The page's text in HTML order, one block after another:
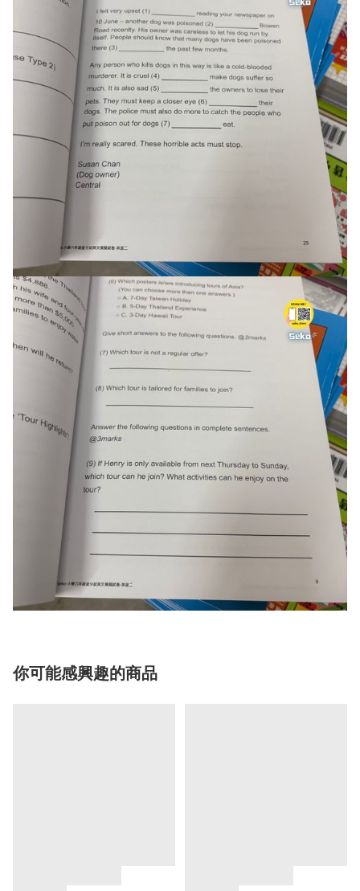
你可能感興趣的商品